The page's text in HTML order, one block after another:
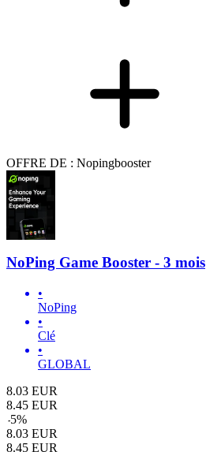
OFFRE DE : Nopingbooster
NoPing Game Booster - 3 mois
•
NoPing
•
Clé
•
GLOBAL
8.03 EUR
8.45 EUR
-5%
8.03 EUR
8.45 EUR